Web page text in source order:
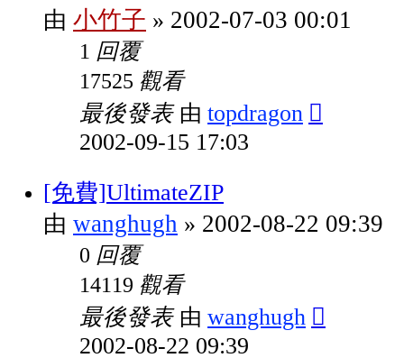
由 小竹子 » 2002-07-03 00:01
1 回覆
17525 觀看
最後發表 由 topdragon
2002-09-15 17:03
[免費]UltimateZIP
由 wanghugh » 2002-08-22 09:39
0 回覆
14119 觀看
最後發表 由 wanghugh
2002-08-22 09:39